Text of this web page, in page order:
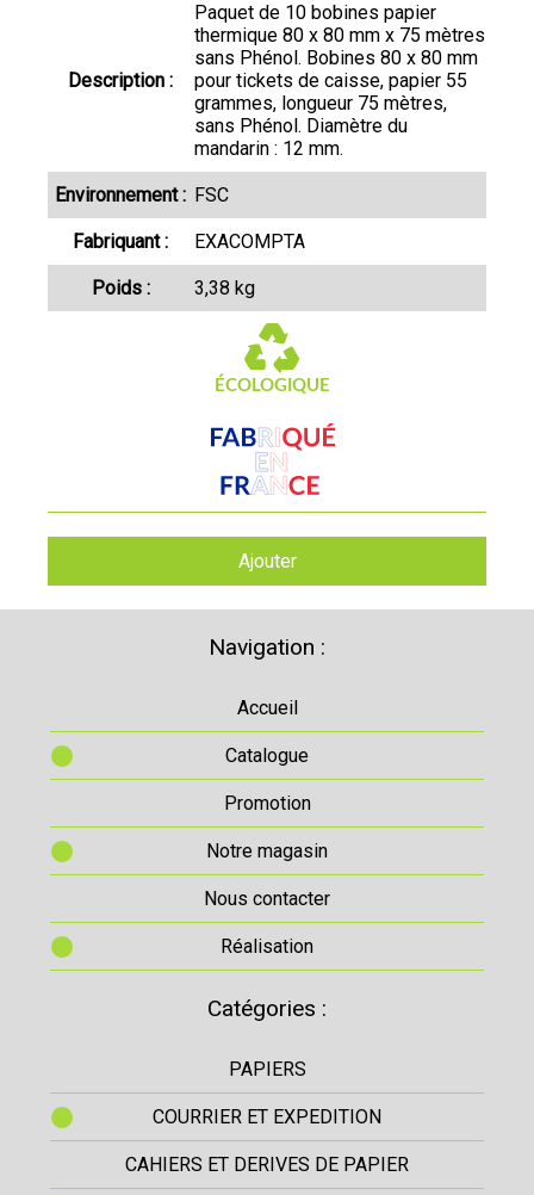
Description :
Paquet de 10 bobines papier
thermique 80 x 80 mm x 75 mètres
sans Phénol. Bobines 80 x 80 mm
pour tickets de caisse, papier 55
grammes, longueur 75 mètres,
sans Phénol. Diamètre du
mandarin : 12 mm.
Environnement : FSC
Fabriquant : EXACOMPTA
Poids : 3,38 kg
Ajouter
Navigation :
Accueil
Catalogue
Promotion
Notre magasin
Nous contacter
Réalisation
Catégories :
PAPIERS
COURRIER ET EXPEDITION
CAHIERS ET DERIVES DE PAPIER